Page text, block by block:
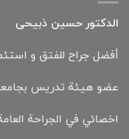
الدكتور حسين ذبيحی
أفضل جراح للفتق و
عضو هيئة تدريس
اخصائي في الجراحة